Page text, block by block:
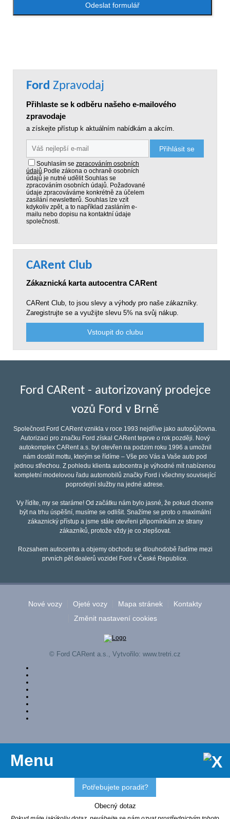
Odeslat formulář
Ford Zpravodaj
Přihlaste se k odběru našeho e-mailového
zpravodaje
a získejte přístup k aktuálním nabídkám a akcím.
Přihlásit se
Souhlasím se zpracováním osobních
údajů.Podle zákona o ochraně osobních
údajů je nutné udělit Souhlas se
zpracováním osobních údajů. Požadované
údaje zpracováváme konkrétně za účelem
zasílání newsletterů. Souhlas lze vzít
kdykoliv zpět, a to například zasláním e-
mailu nebo dopisu na kontaktní údaje
společnosti.
CARent Club
Zákaznická karta autocentra CARent
CARent Club, to jsou slevy a výhody pro naše zákazníky.
Zaregistrujte se a využijte slevu 5% na svůj nákup.
Vstoupit do clubu
Ford CARent - autorizovaný prodejce
vozů Ford v Brně
Společnost Ford CARent vznikla v roce 1993 nejdříve jako autopůjčovna.
Autorizaci pro značku Ford získal CARent teprve o rok později. Nový
autokomplex CARent a.s. byl otevřen na podzim roku 1996 a umožnil
nám dostát mottu, kterým se řídíme – Vše pro Vás a Vaše auto pod
jednou střechou. Z pohledu klienta autocentra je výhodné mít nabízenou
kompletní modelovou řadu automobilů značky Ford i všechny související
poprodejní služby na jedné adrese.
Vy řídíte, my se staráme! Od začátku nám bylo jasné, že pokud chceme
být na trhu úspěšní, musíme se odlišit. Snažíme se proto o maximální
zákaznický přístup a jsme stále otevřeni připomínkám ze strany
zákazníků, protože vždy je co zlepšovat.
Rozsahem autocentra a objemy obchodu se dlouhodobě řadíme mezi
prvních pět dealerů vozidel Ford v České Republice.
Nové vozy Ojeté vozy Mapa stránek
Kontakty
Změnit nastavení cookies
© Ford CARent a.s., Vytvořilo: www.tretri.cz
Menu
Potřebujete poradit?
Obecný dotaz